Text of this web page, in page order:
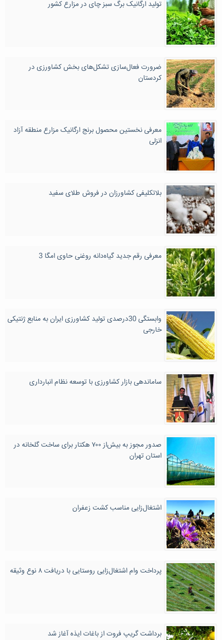
تولید ارگانیک برگ سبز چای در مزارع کشور
ضرورت فعال‌سازی تشکل‌های بخش کشاورزی در
کردستان
معرفی نخستین محصول برنج ارگانیک مزارع منطقه آزاد
انزلی
بلاتکلیفی کشاورزان در فروش طلای سفید
معرفی رقم جدید گیاه‌دانه روغنی حاوی امگا 3
وابستگی 30درصدی تولید کشاورزی ایران به منابع ژنتیکی
خارجی
ساماندهی بازار کشاورزی با توسعه نظام انبارداری
صدور مجوز به بیش‌از ۷۰۰ هکتار برای ساخت گلخانه در
استان تهران
اشتغال‌زایی مناسب کشت زعفران
پرداخت وام اشتغال‌زایی روستایی با دریافت ۸ نوع وثیقه
برداشت گریپ فروت از باغات ایذه آغاز شد